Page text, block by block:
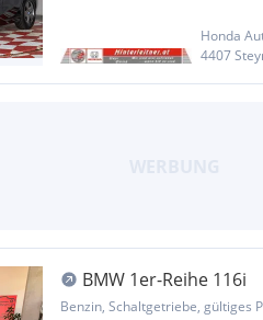
Honda
4407
BMW 1er-Reihe 116i
Benzin, Schaltgetriebe, gültiges